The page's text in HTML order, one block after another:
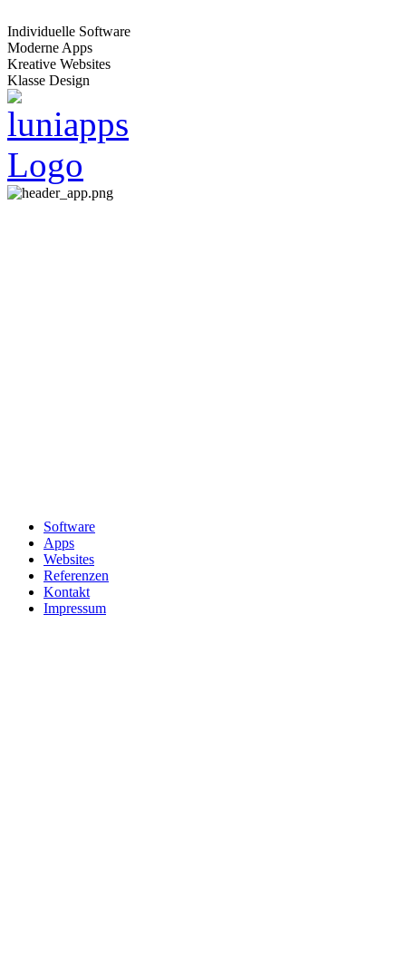
Individuelle Software
Moderne Apps
Kreative Websites
Klasse Design
Software
Apps
Websites
Referenzen
Kontakt
Impressum